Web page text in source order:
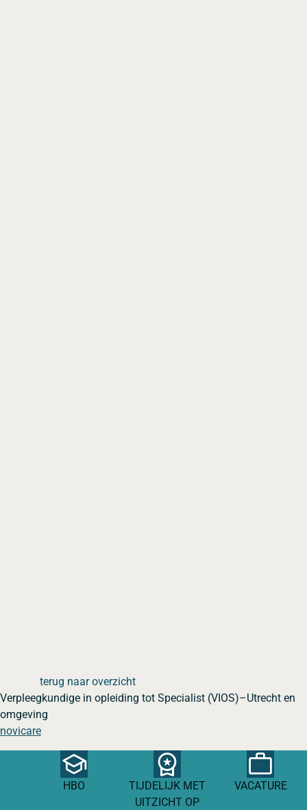
terug naar overzicht
Verpleegkundige in opleiding tot Specialist (VIOS)–Utrecht en
omgeving
novicare
HBO
TIJDELIJK MET
UITZICHT OP
VACATURE